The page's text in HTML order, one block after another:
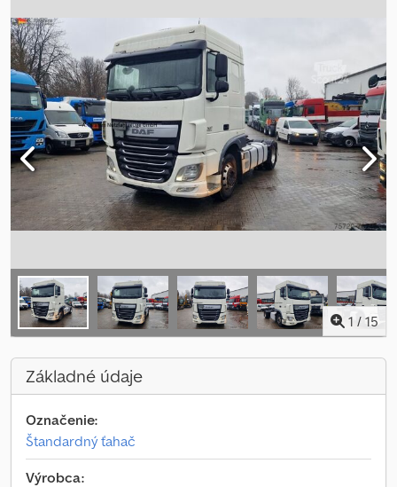
1 / 15
Základné údaje
Označenie:
Štandardný ťahač
Výrobca: